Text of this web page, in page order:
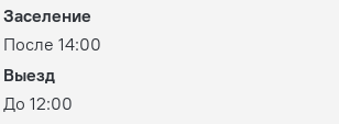
Заселение
После 14:00
Выезд
До 12:00